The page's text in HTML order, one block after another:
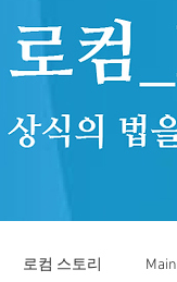
로컴 스토리 Main